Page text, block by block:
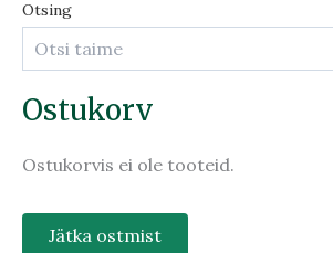
Otsing
Ostukorv
Ostukorvis ei ole tooteid.
Jätka ostmist